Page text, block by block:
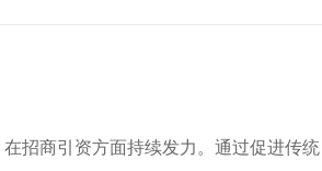
招商引资方面持续发力。通过促进传统